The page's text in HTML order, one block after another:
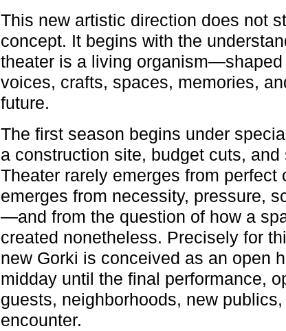
This new artistic direction does not
concept. It begins with the
theater is a living organism—shaped
voices, crafts, spaces, memories,
future.
The first season begins under
a construction site, budget cuts,
Theater rarely emerges from perfect
emerges from necessity, pressure,
—and from the question of how a
created nonetheless. Precisely for
new Gorki is conceived as an open
midday until the final performance,
guests, neighborhoods, new
encounter.